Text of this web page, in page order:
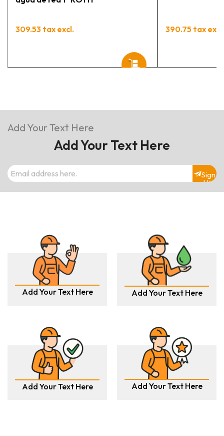
309.53 tax excl. 390.75 tax excl.
Add Your Text Here
Add Your Text Here
Sign
Up
Add Your Text Here Add Your Text Here
Add Your Text Here Add Your Text Here